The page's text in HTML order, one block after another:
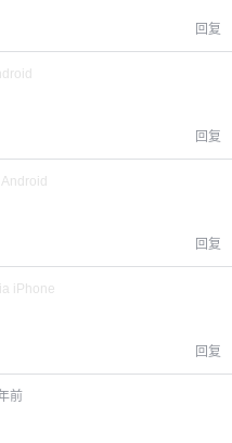
回复
回复
回复
iPhone
回复
前
买会员或者提升权